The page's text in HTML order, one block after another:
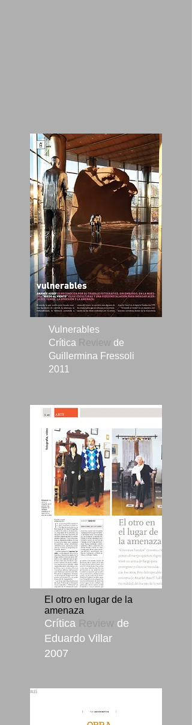
Vulnerables
Crítica
de
Guillermina Fressoli
2011
El otro en lugar de la
amenaza
Crítica
de
Eduardo Villar
2007